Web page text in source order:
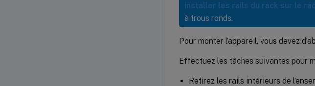
installer les rails du rack sur le
à trous ronds.
Pour monter l’appareil, vous devez
Effectuez les tâches suivantes pour
Retirez les rails intérieurs de